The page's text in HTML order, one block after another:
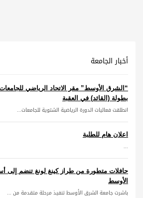
أخبار الجامعة
“الشرق الأوسط” مقر الاتحاد الرياضي للجامعات
بطولة (القائد) في العقبة
انطلقت فعاليات الدورة الرياضية الشتوية للجامعات...
اعلان هام للطلبة
...
حافلات متطورة من طراز كينغ لونغ تنضم إلى
الأوسط
باشرت جامعة الشرق الأوسط تنفيذ مرحلة متقدمة من ...